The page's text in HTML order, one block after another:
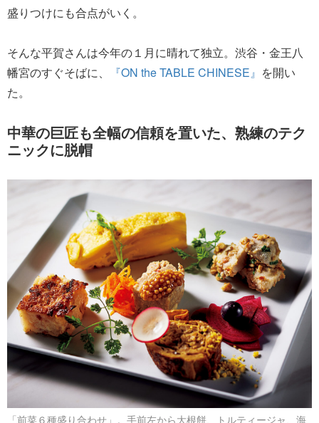
盛りつけにも合点がいく。
そんな平賀さんは今年の１月に晴れて独立。渋谷・金王八
幡宮のすぐそばに、
『ON the TABLE CHINESE』 を開い
た。
中華の巨匠も全幅の信頼を置いた、熟練のテク
ニックに脱帽
「前菜６種盛り合わせ」。手前左から大根餅、トルティージャ、海